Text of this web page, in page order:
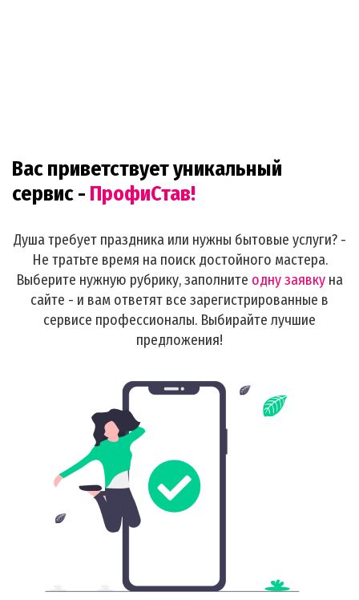
Вас приветствует уникальный
сервис - ПрофиСтав!
Душа требует праздника или нужны бытовые услуги? -
Не тратьте время на поиск достойного мастера.
Выберите нужную рубрику, заполните одну заявку на
сайте - и вам ответят все зарегистрированные в
сервисе профессионалы. Выбирайте лучшие
предложения!